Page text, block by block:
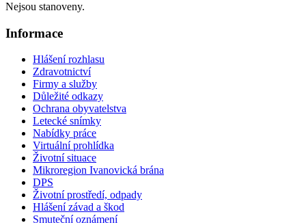
Nejsou stanoveny.
Informace
Hlášení rozhlasu
Zdravotnictví
Firmy a služby
Důležité odkazy
Ochrana obyvatelstva
Letecké snímky
Nabídky práce
Virtuální prohlídka
Životní situace
Mikroregion Ivanovická brána
DPS
Životní prostředí, odpady
Hlášení závad a škod
Smuteční oznámení